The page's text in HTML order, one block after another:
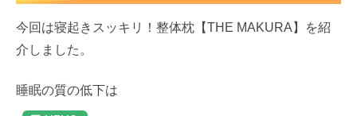
今回は寝起きスッキリ！整体枕【THE MAKURA】を紹
介しました。
睡眠の質の低下は